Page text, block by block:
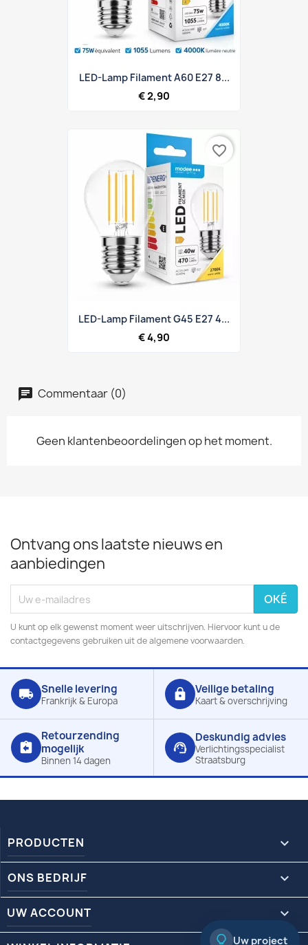
LED-Lamp Filament A60 E27 8...
€ 2,90
LED-Lamp Filament G45 E27 4...
€ 4,90
favorite_border
Commentaar (0)
Geen klantenbeoordelingen op het moment.
Ontvang ons laatste nieuws en
aanbiedingen
U kunt op elk gewenst moment weer uitschrijven. Hiervoor kunt u de
contactgegevens gebruiken uit de algemene voorwaarden.
local_shipping Snelle levering
Frankrijk & Europa lock Veilige betaling
Kaart & overschrijving
assignment_return
Retourzending
mogelijk
Binnen 14 dagen
support_agent
Deskundig advies
Verlichtingsspecialist
Straatsburg
PRODUCTEN 
ONS BEDRIJF 
UW ACCOUNT 
Uw project